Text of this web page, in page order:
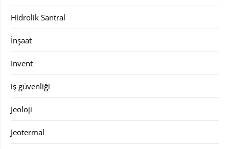
Hidrolik Santral
İnşaat
Invent
iş güvenliği
Jeoloji
Jeotermal